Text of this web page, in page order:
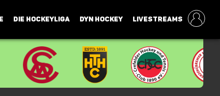
DIE HOCKEYLIGA DYN HOCKEY LIVESTREAMS